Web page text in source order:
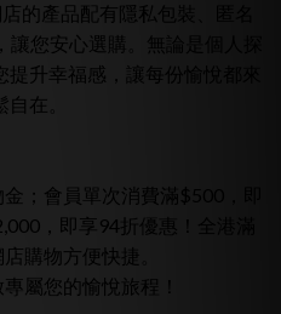
的產品配有隱私包裝、匿名
讓您安心選購。無論是個人探
提升幸福感，讓每份愉悅都來
在。
；會員單次消費滿$500，即
，即享94折優惠！全港滿
購物方便快捷。
屬您的愉悅旅程！